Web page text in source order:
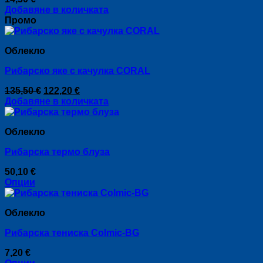
Добавяне в количката
Промо
Облекло
Рибарско яке с качулка CORAL
135,50€ Original
price
was:
122,20 €Текущата
цена
е:
Добавяне в количката
Облекло
Рибарска термо блуза
50,10 €
Опции
This
has
variants.
options
Облекло
Рибарска тениска Colmic-BG
7,20 €